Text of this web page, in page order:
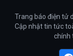
Trang báo điện tử
Cập nhật tin tức
chính